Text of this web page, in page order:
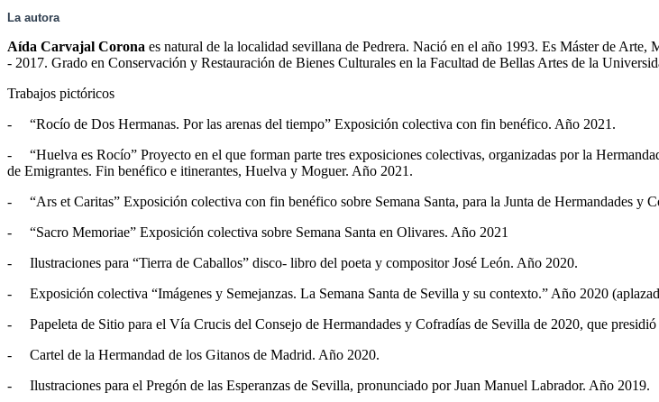
La autora
Aída Carvajal Corona es natural de la localidad sevillana de Pedrera. Nació en el año 1993. Es Máster de
- 2017. Grado en Conservación y Restauración de Bienes Culturales en la Facultad de Bellas Artes de la
Trabajos pictóricos
- “Rocío de Dos Hermanas. Por las arenas del tiempo” Exposición colectiva con fin benéfico. Año 2021.
- “Huelva es Rocío” Proyecto en el que forman parte tres exposiciones colectivas, organizadas por la
de Emigrantes. Fin benéfico e itinerantes, Huelva y Moguer. Año 2021.
- “Ars et Caritas” Exposición colectiva con fin benéfico sobre Semana Santa, para la Junta de Hermandades y
- “Sacro Memoriae” Exposición colectiva sobre Semana Santa en Olivares. Año 2021
- Ilustraciones para “Tierra de Caballos” disco- libro del poeta y compositor José León. Año 2020.
- Exposición colectiva “Imágenes y Semejanzas. La Semana Santa de Sevilla y su contexto.” Año 2020
- Papeleta de Sitio para el Vía Crucis del Consejo de Hermandades y Cofradías de Sevilla de 2020, que
- Cartel de la Hermandad de los Gitanos de Madrid. Año 2020.
- Ilustraciones para el Pregón de las Esperanzas de Sevilla, pronunciado por Juan Manuel Labrador. Año 2019.